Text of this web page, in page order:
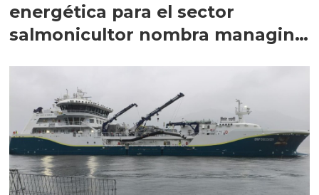
energética para el sector
salmonicultor nombra managing